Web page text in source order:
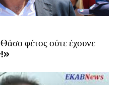
φέτος ούτε έχουνε